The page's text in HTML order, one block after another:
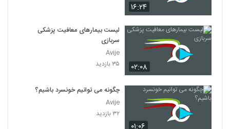
۱۶:۲۴
۰۲:۰۸
لیست بیمارهای معافیت پزشکی
سربازی
Avije
۳۵ بازدید
چگونه می توانیم خونسرد باشیم؟
Avije
۳۲ بازدید